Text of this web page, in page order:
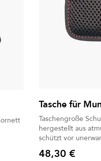
Tasche für
Taschengroße
hergestellt aus
schützt vor
Transports und
Preis
48,30 €